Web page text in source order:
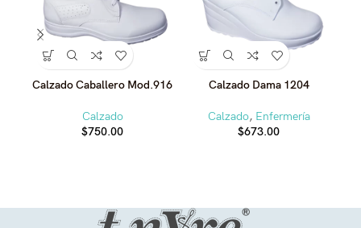
Calzado Caballero Mod.916
Calzado
$750.00
Calzado Dama 1204
Calzado, Enfermería
$673.00